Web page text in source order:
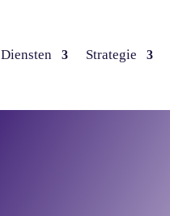
Diensten Strategie